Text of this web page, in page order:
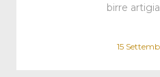
birre
15